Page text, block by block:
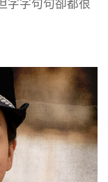
字字句句卻都很